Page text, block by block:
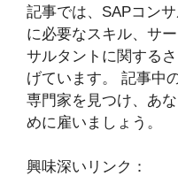
記事では、SAPコン
に必要なスキル、サ
サルタントに関する
げています。 記事中
専門家を見つけ、あ
めに雇いましょう。
興味深いリンク：